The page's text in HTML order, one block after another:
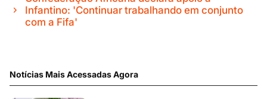
Infantino: 'Continuar trabalhando em conjunto
com a Fifa'
Notícias Mais Acessadas Agora